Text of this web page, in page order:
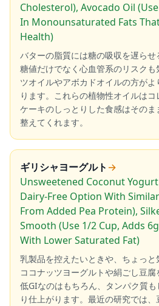
Cholesterol), Avocado Oil
In Monounsaturated Fats
Health)
バターの脂質には糖の吸収を遅ら
糖値だけでなく心血管系のリスク
ツオイルやアボカドオイルの方が
ります。これらの植物性オイルはコ
ケーキのしっとりした食感はその
整えてくれます。
ギリシャヨーグルト →
Unsweetened Coconut
Dairy-Free Option With
From Added Pea Protein),
Smooth (Use 1/2 Cup, Adds
With Lower Saturated Fat)
乳製品を控えたいときや、ちょっと
ココナッツヨーグルトや絹ごし豆腐
低GIなのはもちろん、タンパク質
り仕上がります。最近の研究では